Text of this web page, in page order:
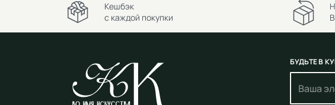
Кешбэк
с каждой покупки
БУДЬТЕ В